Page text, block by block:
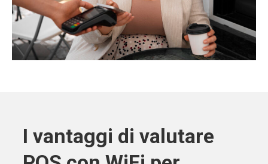
I vantaggi di valutare